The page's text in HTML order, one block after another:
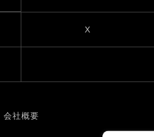
X
会社概要